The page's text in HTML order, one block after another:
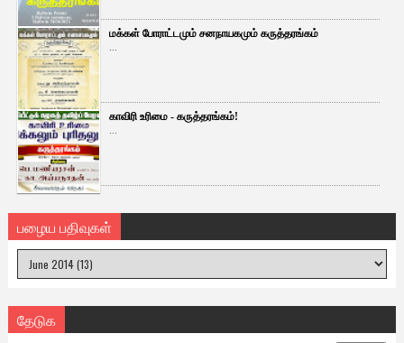
மக்கள் போராட்டமும் சனநாயகமும் கருத்தரங்கம்
...
காவிரி உரிமை - கருத்தரங்கம்!
...
பழைய பதிவுகள்
தேடுக